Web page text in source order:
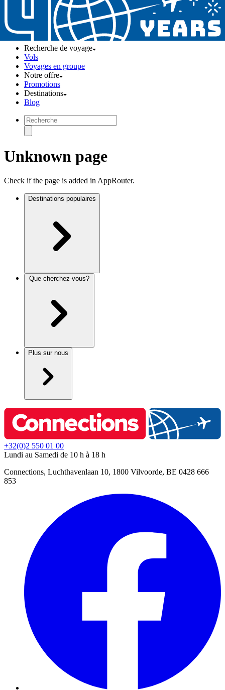
Recherche de voyage
Vols
Voyages en groupe
Notre offre
Promotions
Destinations
Blog
Unknown page
Check if the page is added in AppRouter.
Destinations populaires
Plus sur nous
+32(0)2 550 01 00
Lundi au Samedi de 10 h à 18 h
Connections, Luchthavenlaan 10, 1800 Vilvoorde, BE 0428 666
853